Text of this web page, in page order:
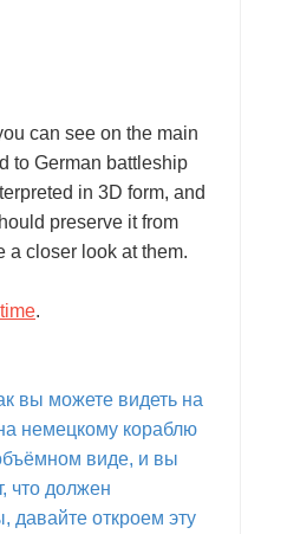
can see on the main
to German battleship
in 3D form, and
preserve it from
a closer look at them.
.
вы можете видеть на
немецкому кораблю
виде, и вы
что должен
давайте откроем эту